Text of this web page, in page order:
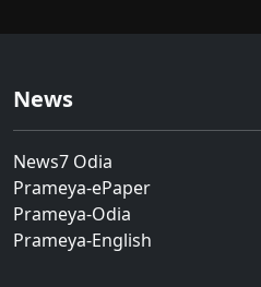
News
News7 Odia
Prameya-ePaper
Prameya-Odia
Prameya-English